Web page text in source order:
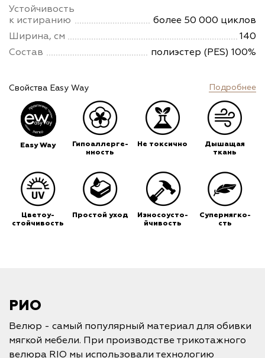
Устойчивость
к истиранию
более 50 000 циклов
Ширина, см
140
Состав
полиэстер (PES) 100%
Свойства Easy Way Подробнее
Easy Way
Гипоаллерге-
нность
Не токсично
Дышащая
ткань
Цветоу-
стойчивость
Простой уход
Износоусто-
йчивость
Супермягко-
сть
РИО
Велюр - самый популярный материал для обивки
мягкой мебели. При производстве трикотажного
велюра RIO мы использовали технологию